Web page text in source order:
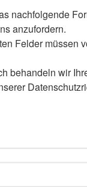
nachfolgende
anzufordern.
Felder müssen
behandeln wir